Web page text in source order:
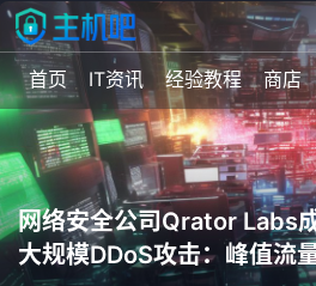
首页 IT资讯 经验教程 商店
网络安全公司Qrator Labs
大规模DDoS攻击：峰值流